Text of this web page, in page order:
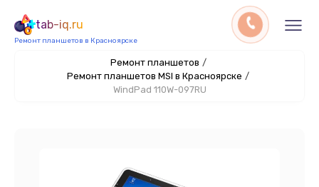
tab-iq.ru
Ремонт планшетов в Красноярске
Ремонт планшетов /
Ремонт планшетов MSI в Красноярске /
WindPad 110W-097RU